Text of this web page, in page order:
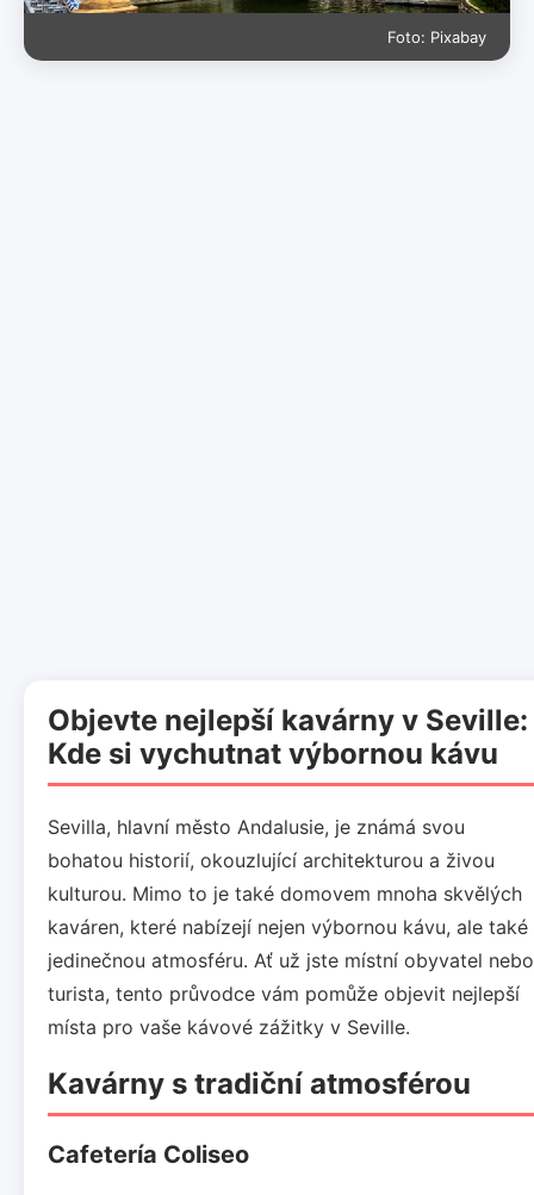
Foto: Pixabay
Objevte nejlepší kavárny v Seville:
Kde si vychutnat výbornou kávu
Sevilla, hlavní město Andalusie, je známá svou
bohatou historií, okouzlující architekturou a živou
kulturou. Mimo to je také domovem mnoha skvělých
kaváren, které nabízejí nejen výbornou kávu, ale také
jedinečnou atmosféru. Ať už jste místní obyvatel nebo
turista, tento průvodce vám pomůže objevit nejlepší
místa pro vaše kávové zážitky v Seville.
Kavárny s tradiční atmosférou
Cafetería Coliseo